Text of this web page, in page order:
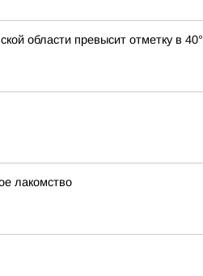
области превысит отметку в 40°
лакомство